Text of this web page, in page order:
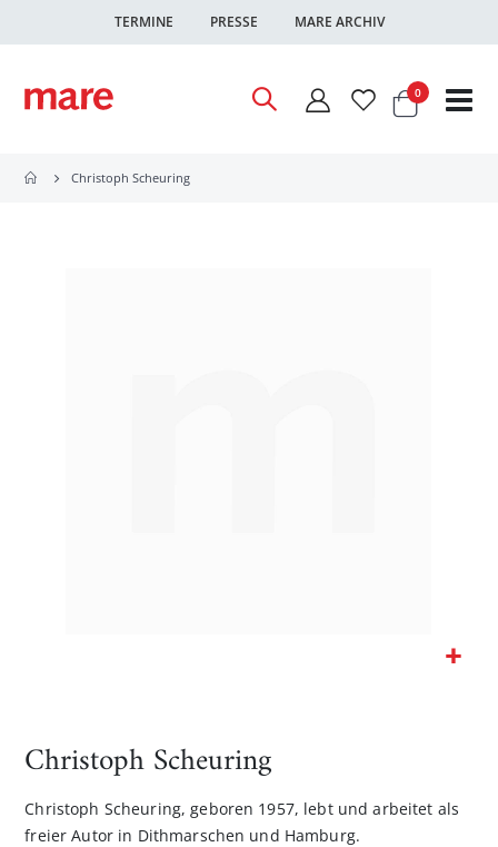
TERMINE PRESSE MARE ARCHIV
Warenkorb
0Artikel
Christoph Scheuring
Bildgalerie
Christoph Scheuring
Christoph Scheuring, geboren 1957, lebt und arbeitet als
freier Autor in Dithmarschen und Hamburg.